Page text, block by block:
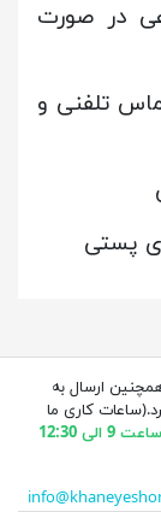
در صورت
تلفنی و
پستی
ارسال به
کاری ما
12:30